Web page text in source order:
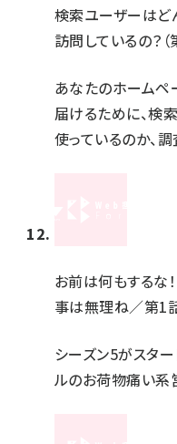
検索ユーザーはど
訪問しているの？（
あなたのホームペ
届けるために、検
使っているのか、調
お前は何もするな
事は無理ね／第1
シーズン5がスタ
ルのお荷物痛い系